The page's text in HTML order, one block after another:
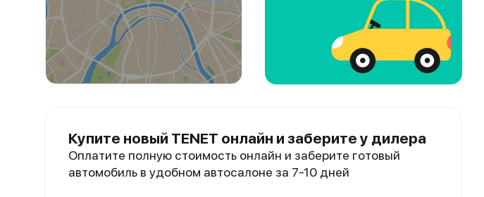
Купите новый TENET онлайн и заберите у дилера
Оплатите полную стоимость онлайн и заберите готовый
автомобиль в удобном автосалоне за 7-10 дней